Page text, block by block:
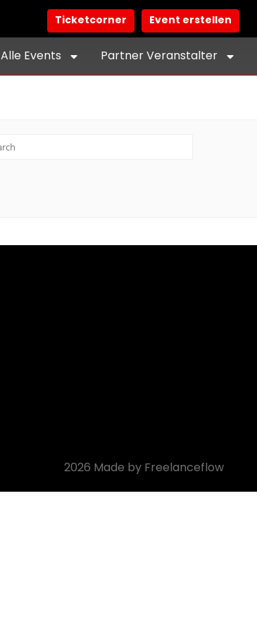
Ticketcorner Event erstellen
Alle Events Partner Veranstalter
2026 Made by Freelanceflow